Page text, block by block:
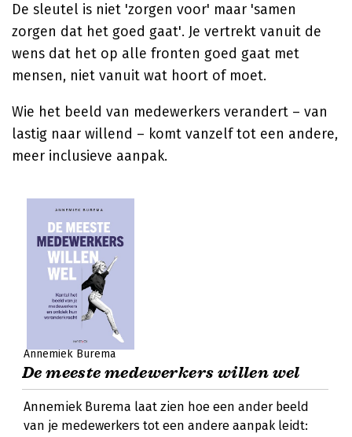
De sleutel is niet 'zorgen voor' maar 'samen
zorgen dat het goed gaat'. Je vertrekt vanuit de
wens dat het op alle fronten goed gaat met
mensen, niet vanuit wat hoort of moet.
Wie het beeld van medewerkers verandert – van
lastig naar willend – komt vanzelf tot een andere,
meer inclusieve aanpak.
Annemiek Burema
De meeste medewerkers willen wel
Annemiek Burema laat zien hoe een ander beeld
van je medewerkers tot een andere aanpak leidt: